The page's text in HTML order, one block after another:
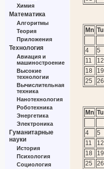
Химия
Математика
Алгоритмы
Теория
Приложения
Технология
Авиация и
машиностроение
Высокие
технологии
Вычислительная
техника
Нанотехнология
Роботехника
Энергетика
Электроника
Гуманитарные
науки
История
Психология
Социология
Mn Tu
4
5
11
12
18
19
25
26
Mn Tu
4
5
11
12
18
19
25
26